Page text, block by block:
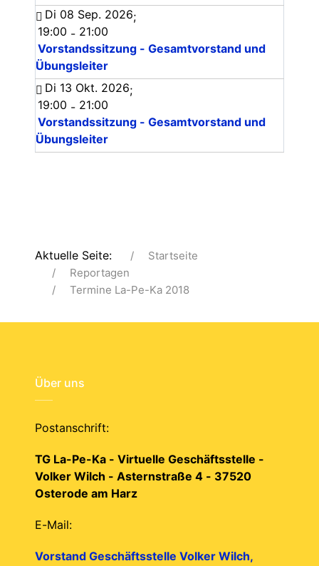
Di 08 Sep. 2026;
19:00 - 21:00
Vorstandssitzung - Gesamtvorstand und
Übungsleiter
Di 13 Okt. 2026;
19:00 - 21:00
Vorstandssitzung - Gesamtvorstand und
Übungsleiter
Aktuelle Seite:
Startseite
Reportagen
Termine La-Pe-Ka 2018
Über uns
Postanschrift:
TG La-Pe-Ka - Virtuelle Geschäftsstelle -
Volker Wilch - Asternstraße 4 - 37520
Osterode am Harz
E-Mail:
Vorstand Geschäftsstelle Volker Wilch,